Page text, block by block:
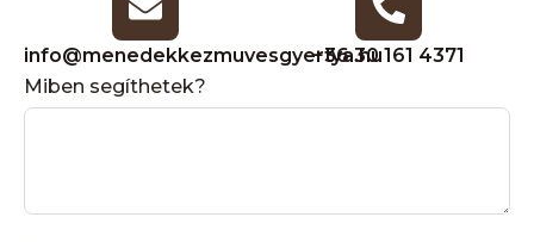
Miben segíthetek?
info@menedekkezmuvesgyertya.hu+36 30 161 4371